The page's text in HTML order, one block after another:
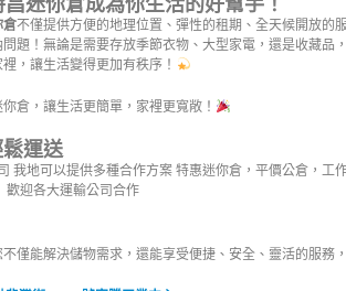
迷你倉成為你生活的好幫手！
倉不僅提供方便的地理位置、彈性的租期、全天候開放的
題！無論是需要存放季節衣物、大型家電，還是收藏品
，讓生活變得更加有秩序！
倉，讓生活更簡單，家裡更寬敞！
運送
我地可以提供多種合作方案 特惠迷你倉，平價公倉，工
歡迎各大運輸公司合作
不僅能解決儲物需求，還能享受便捷、安全、靈活的服務